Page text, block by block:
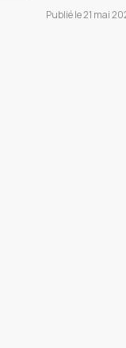
Publié le 21 mai